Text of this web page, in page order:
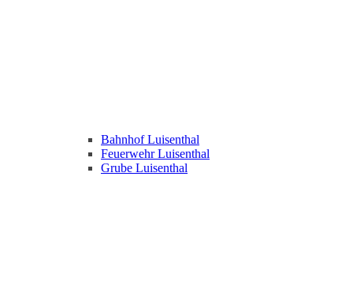
Bahnhof Luisenthal
Feuerwehr Luisenthal
Grube Luisenthal